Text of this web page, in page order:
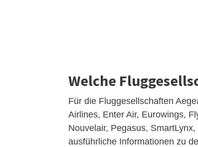
Welche
Für die Fluggesellschaften
Airlines, Enter Air, Eurowings,
Nouvelair, Pegasus,
ausführliche Informationen zu